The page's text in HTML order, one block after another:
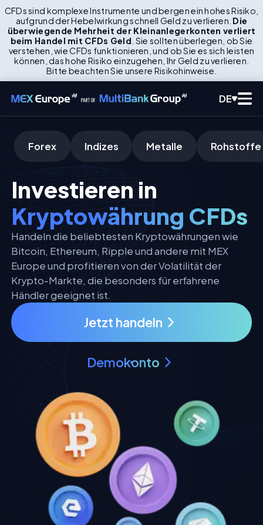
CFDs sind komplexe Instrumente und bergen ein hohes Risiko,
aufgrund der Hebelwirkung schnell Geld zu verlieren. Die
überwiegende Mehrheit der Kleinanlegerkonten verliert
beim Handel mit CFDs Geld . Sie sollten überlegen, ob Sie
verstehen, wie CFDs funktionieren, und ob Sie es sich leisten
können, das hohe Risiko einzugehen, Ihr Geld zu verlieren.
Bitte beachten Sie unsere Risikohinweise.
DE
Forex Indizes Metalle Rohstoffe
Investieren in
Kryptowährung CFDs
Handeln die beliebtesten Kryptowährungen wie
Bitcoin, Ethereum, Ripple und andere mit MEX
Europe und profitieren von der Volatilität der
Krypto-Markte, die besonders für erfahrene
Händler geeignet ist.
Jetzt handeln
Demokonto